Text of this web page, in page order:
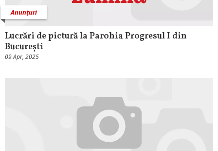
Anunțuri
Lucrări de pictură la Parohia Progresul I din
București
09 Apr, 2025